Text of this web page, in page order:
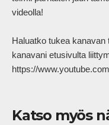
videolla!
Haluatko tukea
kanavani etusivulta
https://
Katso myös